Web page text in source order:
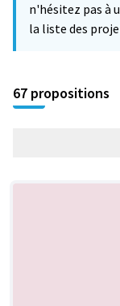
n'hésitez pas à
la liste des
67 propositions